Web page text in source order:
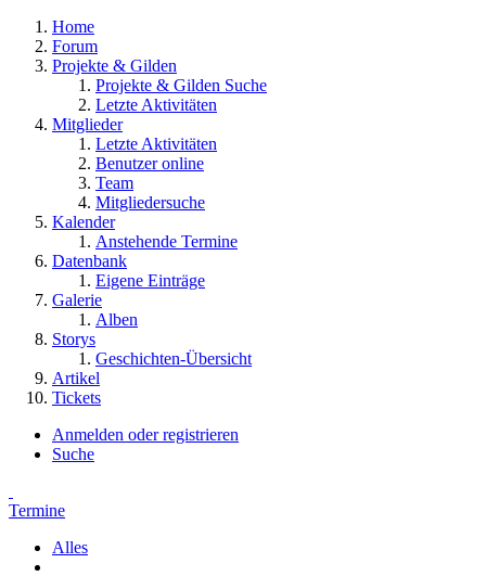
Home
Forum
Projekte & Gilden
Projekte & Gilden Suche
Letzte Aktivitäten
Mitglieder
Letzte Aktivitäten
Benutzer online
Team
Mitgliedersuche
Kalender
Anstehende Termine
Datenbank
Eigene Einträge
Galerie
Alben
Storys
Geschichten-Übersicht
Artikel
Tickets
Anmelden oder registrieren
Suche
Termine
Alles